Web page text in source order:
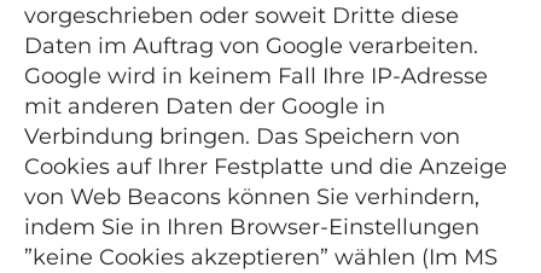
vorgeschrieben oder soweit Dritte diese
Daten im Auftrag von Google verarbeiten.
Google wird in keinem Fall Ihre IP-Adresse
mit anderen Daten der Google in
Verbindung bringen. Das Speichern von
Cookies auf Ihrer Festplatte und die Anzeige
von Web Beacons können Sie verhindern,
indem Sie in Ihren Browser-Einstellungen
”keine Cookies akzeptieren” wählen (Im MS